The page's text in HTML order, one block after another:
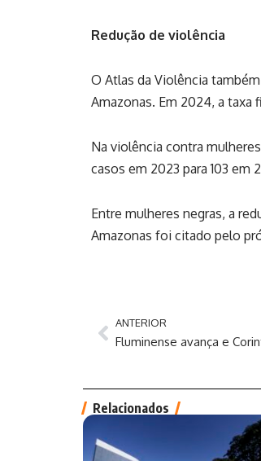
Redução de violência
O Atlas da Violência
Amazonas. Em 2024, a taxa
Na violência contra
casos em 2023 para 103 em
Entre mulheres negras, a
Amazonas foi citado pelo
ANTERIOR
Relacionados